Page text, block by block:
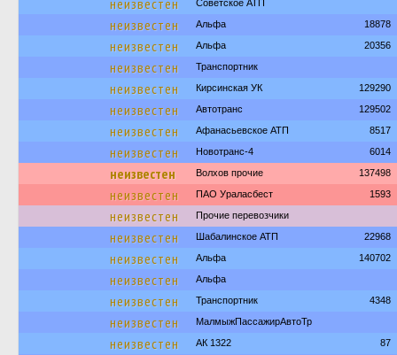
неизвестен Советское АТП
неизвестен Альфа 18878
неизвестен Альфа 20356
неизвестен Транспортник
неизвестен Кирсинская УК 129290
неизвестен Автотранс 129502
неизвестен Афанасьевское АТП 8517
неизвестен Новотранс-4 6014
неизвестен Волхов прочие 137498
неизвестен ПАО Ураласбест 1593
неизвестен Прочие перевозчики
неизвестен Шабалинское АТП 22968
неизвестен Альфа 140702
неизвестен Альфа
неизвестен Транспортник 4348
неизвестен МалмыжПассажирАвтоТр
неизвестен АК 1322 87